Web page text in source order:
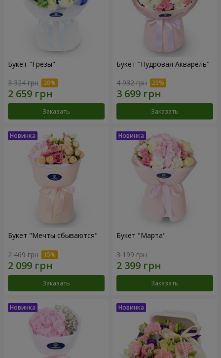
Букет "Грезы"
3 324 грн
Заказать
Букет "Пудровая Акварель"
4 932 грн
Заказать
Букет "Мечты сбываются"
2 469 грн
Заказать
Букет "Марта"
3 199 грн
Заказать